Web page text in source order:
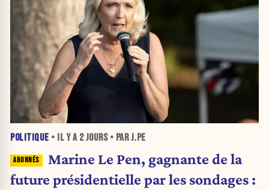
POLITIQUE • IL Y A 2 JOURS• PAR J.PE
Marine Le Pen, gagnante de la
future présidentielle par les sondages :